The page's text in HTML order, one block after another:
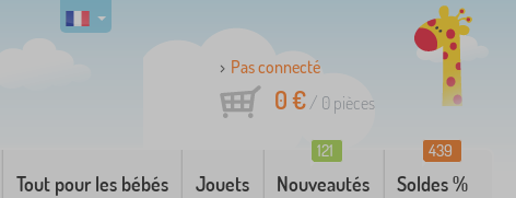
Pas connecté
0 €/ 0 pièces
Tout pour les bébés Jouets Nouveautés
121
Soldes %
439